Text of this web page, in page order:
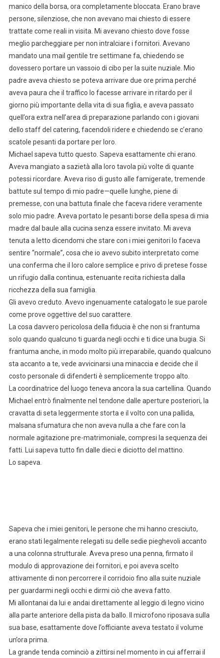
manico della borsa, ora completamente bloccata. Erano brave
persone, silenziose, che non avevano mai chiesto di essere
trattate come reali in visita. Mi avevano chiesto dove fosse
meglio parcheggiare per non intralciare i fornitori. Avevano
mandato una mail gentile tre settimane fa, chiedendo se
dovessero portare un vassoio di cibo per la suite nuziale. Mio
padre aveva chiesto se poteva arrivare due ore prima perché
aveva paura che il traffico lo facesse arrivare in ritardo per il
giorno più importante della vita di sua figlia, e aveva passato
quell’ora extra nell’area di preparazione parlando con i giovani
dello staff del catering, facendoli ridere e chiedendo se c’erano
scatole pesanti da portare per loro.
Michael sapeva tutto questo. Sapeva esattamente chi erano.
Aveva mangiato a sazietà alla loro tavola più volte di quante
potessi ricordare. Aveva riso di gusto alle famigerate, tremende
battute sul tempo di mio padre—quelle lunghe, piene di
premesse, con una battuta finale che faceva ridere veramente
solo mio padre. Aveva portato le pesanti borse della spesa di mia
madre dal baule alla cucina senza essere invitato. Mi aveva
tenuta a letto dicendomi che stare con i miei genitori lo faceva
sentire “normale”, cosa che io avevo subito interpretato come
una conferma che il loro calore semplice e privo di pretese fosse
un rifugio dalla continua, estenuante recita richiesta dalla
ricchezza della sua famiglia.
Gli avevo creduto. Avevo ingenuamente catalogato le sue parole
come prove oggettive del suo carattere.
La cosa davvero pericolosa della fiducia è che non si frantuma
solo quando qualcuno ti guarda negli occhi e ti dice una bugia. Si
frantuma anche, in modo molto più irreparabile, quando qualcuno
sta accanto a te, vede avvicinarsi una minaccia e decide che il
costo personale di difenderti è semplicemente troppo alto.
La coordinatrice del luogo teneva ancora la sua cartellina. Quando
Michael entrò finalmente nel tendone dalle aperture posteriori, la
cravatta di seta leggermente storta e il volto con una pallida,
malsana sfumatura che non aveva nulla a che fare con la
normale agitazione pre-matrimoniale, compresi la sequenza dei
fatti. Lui sapeva tutto fin dalle dieci e diciotto del mattino.
Lo sapeva.
Sapeva che i miei genitori, le persone che mi hanno cresciuto,
erano stati legalmente relegati su delle sedie pieghevoli accanto
a una colonna strutturale. Aveva preso una penna, firmato il
modulo di approvazione dei fornitori, e poi aveva scelto
attivamente di non percorrere il corridoio fino alla suite nuziale
per guardarmi negli occhi e dirmi ciò che aveva fatto.
Mi allontanai da lui e andai direttamente al leggio di legno vicino
alla parte anteriore della pista da ballo. Il microfono riposava sulla
sua base, esattamente dove l’officiante aveva testato il volume
un’ora prima.
La grande tenda cominciò a zittirsi nel momento in cui afferrai il